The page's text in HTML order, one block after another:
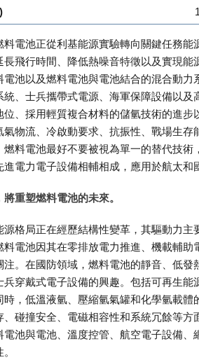
料電池正從利基能源實驗轉向關鍵任務
長飛行時間、降低熱噪音特徵以及實現
電池以及燃料電池與電池結合的混合動
統、士兵攜帶式電源、海軍保障設備以
位、採用輕質複合材料的儲氫技術的進
氣物流、冷啟動要求、抗振性、戰場生
燃料電池最好不要被視為單一的替代技
電力電子設備相輔相成，應用於航太和
重塑燃料電池的未來。
源格局正在經歷結構性變革，其驅動力
料電池因其在零排放電力推進、機載輔
注。在國防領域，燃料電池的靜音、低
兵穿戴式電子設備的興趣。包括可再生
時，低溫液氫、壓縮氫氣罐和化學氫載
、碰撞安全、電磁相容性和系統冗餘等
電池與電池、溫度控管、航空電子設備